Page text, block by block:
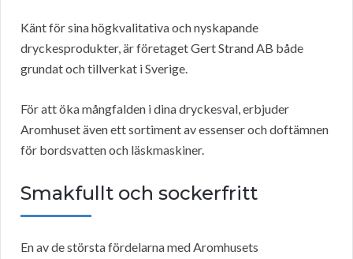
Känt för sina högkvalitativa och nyskapande
dryckesprodukter, är företaget Gert Strand AB både
grundat och tillverkat i Sverige.
För att öka mångfalden i dina dryckesval, erbjuder
Aromhuset även ett sortiment av essenser och doftämnen
för bordsvatten och läskmaskiner.
Smakfullt och sockerfritt
En av de största fördelarna med Aromhusets